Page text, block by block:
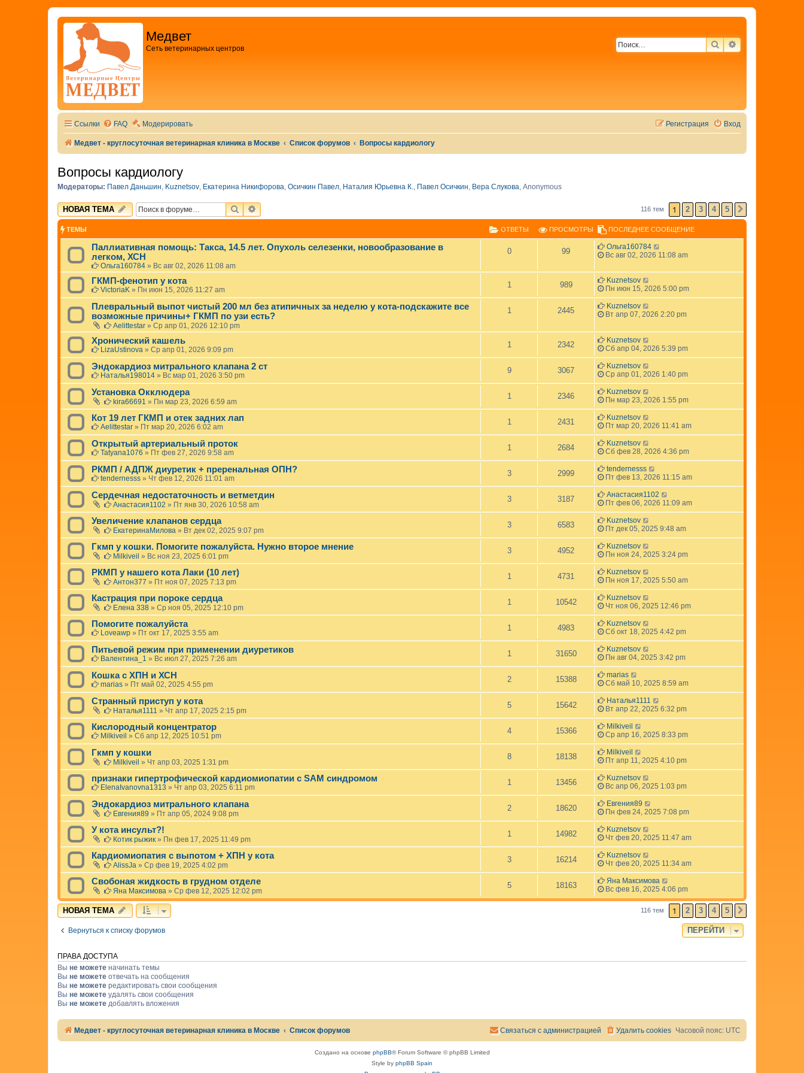
Медвет
Сеть ветеринарных центров ПОИСКРАСШИРЕННЫЙ
Ссылки FAQ Модерировать Вход
Регистрация
Медвет - круглосуточная ветеринарная клиника в Москве Список форумов Вопросы кардиологу
Вопросы кардиологу
Модераторы: Павел Даньшин, Kuznetsov, Екатерина Никифорова, Осичкин Павел, Наталия Юрьевна К., Павел Осичкин, Вера Слукова, Anonymous
НОВАЯ ТЕМА ПОИСКРАСШИРЕННЫЙ ПОИСК 116 тем 1 2 3 4 5
ТЕМЫ ОТВЕТЫ ПРОСМОТРЫ ПОСЛЕДНЕЕ СООБЩЕНИЕ
Паллиативная помощь: Такса, 14.5 лет. Опухоль селезенки, новообразование в
легком, ХСН
Ольга160784 » Вс авг 02, 2026 11:08 am
0 99
Ольга160784
Вс авг 02, 2026 11:08 am
ГКМП-фенотип у кота
VictoriaK » Пн июн 15, 2026 11:27 am
1 989
Kuznetsov
Пн июн 15, 2026 5:00 pm
Плевральный выпот чистый 200 мл без атипичных за неделю у кота-подскажите все
возможные причины+ ГКМП по узи есть?
Aelittestar » Ср апр 01, 2026 12:10 pm
1 2445
Kuznetsov
Вт апр 07, 2026 2:20 pm
Хронический кашель
LizaUstinova » Ср апр 01, 2026 9:09 pm
1 2342
Kuznetsov
Сб апр 04, 2026 5:39 pm
Эндокардиоз митрального клапана 2 ст
Наталья198014 » Вс мар 01, 2026 3:50 pm
9 3067
Kuznetsov
Ср апр 01, 2026 1:40 pm
Установка Окклюдера
kira66691 » Пн мар 23, 2026 6:59 am
1 2346
Kuznetsov
Пн мар 23, 2026 1:55 pm
Кот 19 лет ГКМП и отек задних лап
Aelittestar » Пт мар 20, 2026 6:02 am
1 2431
Kuznetsov
Пт мар 20, 2026 11:41 am
Открытый артериальный проток
Tatyana1076 » Пт фев 27, 2026 9:58 am
1 2684
Kuznetsov
Сб фев 28, 2026 4:36 pm
РКМП / АДПЖ диуретик + преренальная ОПН?
tendernesss » Чт фев 12, 2026 11:01 am
3 2999
tendernesss
Пт фев 13, 2026 11:15 am
Сердечная недостаточность и ветметдин
Анастасия1102 » Пт янв 30, 2026 10:58 am
3 3187
Анастасия1102
Пт фев 06, 2026 11:09 am
Увеличение клапанов сердца
ЕкатеринаМилова » Вт дек 02, 2025 9:07 pm
3 6583
Kuznetsov
Пт дек 05, 2025 9:48 am
Гкмп у кошки. Помогите пожалуйста. Нужно второе мнение
Milkiveil » Вс ноя 23, 2025 6:01 pm
3 4952
Kuznetsov
Пн ноя 24, 2025 3:24 pm
РКМП у нашего кота Лаки (10 лет)
Антон377 » Пт ноя 07, 2025 7:13 pm
1 4731
Kuznetsov
Пн ноя 17, 2025 5:50 am
Кастрация при пороке сердца
Елена 338 » Ср ноя 05, 2025 12:10 pm
1 10542
Kuznetsov
Чт ноя 06, 2025 12:46 pm
Помогите пожалуйста
Loveawp » Пт окт 17, 2025 3:55 am
1 4983
Kuznetsov
Сб окт 18, 2025 4:42 pm
Питьевой режим при применении диуретиков
Валентина_1 » Вс июл 27, 2025 7:26 am
1 31650
Kuznetsov
Пн авг 04, 2025 3:42 pm
Кошка с ХПН и ХСН
marias » Пт май 02, 2025 4:55 pm
2 15388
marias
Сб май 10, 2025 8:59 am
Странный приступ у кота
Наталья1111 » Чт апр 17, 2025 2:15 pm
5 15642
Наталья1111
Вт апр 22, 2025 6:32 pm
Кислородный концентратор
Milkiveil » Сб апр 12, 2025 10:51 pm
4 15366
Milkiveil
Ср апр 16, 2025 8:33 pm
Гкмп у кошки
Milkiveil » Чт апр 03, 2025 1:31 pm
8 18138
Milkiveil
Пт апр 11, 2025 4:10 pm
признаки гипертрофической кардиомиопатии с SAM синдромом
ElenaIvanovna1313 » Чт апр 03, 2025 6:11 pm
1 13456
Kuznetsov
Вс апр 06, 2025 1:03 pm
Эндокардиоз митрального клапана
Евгения89 » Пт апр 05, 2024 9:08 pm
2 18620
Евгения89
Пн фев 24, 2025 7:08 pm
У кота инсульт?!
Котик рыжик » Пн фев 17, 2025 11:49 pm
1 14982
Kuznetsov
Чт фев 20, 2025 11:47 am
Кардиомиопатия с выпотом + ХПН у кота
AlissJa » Ср фев 19, 2025 4:02 pm
3 16214
Kuznetsov
Чт фев 20, 2025 11:34 am
Свобоная жидкость в грудном отделе
Яна Максимова » Ср фев 12, 2025 12:02 pm
5 18163
Яна Максимова
Вс фев 16, 2025 4:06 pm
НОВАЯ ТЕМА 116 тем 1 2 3 4 5
Вернуться к списку форумов ПЕРЕЙТИ
ПРАВА ДОСТУПА
Вы не можете начинать темы
Вы не можете отвечать на сообщения
Вы не можете редактировать свои сообщения
Вы не можете удалять свои сообщения
Вы не можете добавлять вложения
Медвет - круглосуточная ветеринарная клиника в Москве Список форумов Часовой пояс: UTC
Удалить cookies
Связаться с администрацией
Создано на основе phpBB® Forum Software © phpBB Limited
Style by phpBB Spain